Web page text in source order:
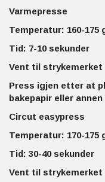
Varmepresse
Temperatur: 160-175
Tid: 7-10 sekunder
Vent til
Press igjen etter at
bakepapir eller
Circut easypress
Temperatur: 170-175
Tid: 30-40 sekunder
Vent til